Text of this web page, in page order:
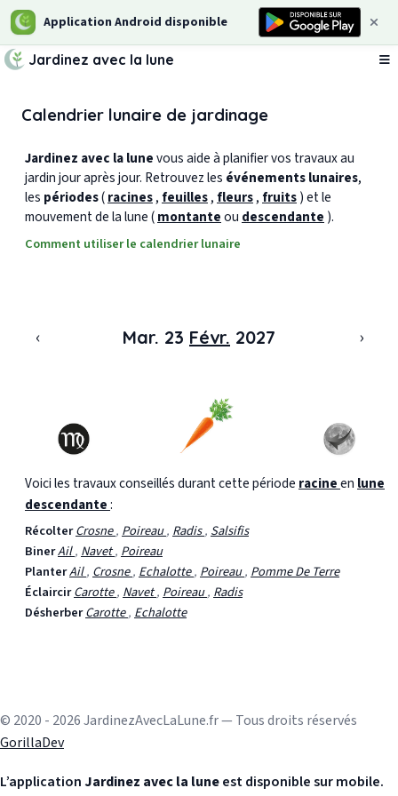
Application Android disponible
Jardinez avec la lune
Calendrier lunaire de jardinage
Jardinez avec la lunevous aide à planifier vos travaux au
jardin jour après jour. Retrouvez les événements lunaires,
les périodes(racines, feuilles, fleurs, fruits) et le
mouvement de la lune (montanteou descendante ).
Comment utiliser le calendrier lunaire
‹ Mar. 23 Févr. 2027 ›
Voici les travaux conseillés durant cette période racineen lune
descendante:
RécolterCrosne, Poireau, Radis, Salsifis
BinerAil, Navet, Poireau
PlanterAil, Crosne, Echalotte, Poireau, Pomme De Terre
ÉclaircirCarotte, Navet, Poireau, Radis
DésherberCarotte, Echalotte
© 2020 - 2026 JardinezAvecLaLune.fr — Tous droits réservés
GorillaDev
L’application Jardinez avec la luneest disponible sur mobile.